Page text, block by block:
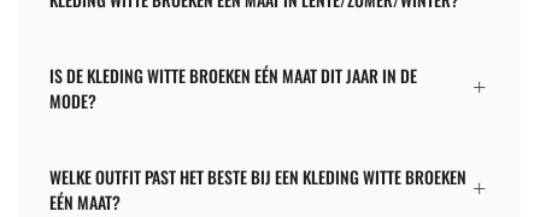
IS DE KLEDING WITTE BROEKEN EÉN MAAT DIT JAAR IN DE
MODE?
WELKE OUTFIT PAST HET BESTE BIJ EEN KLEDING WITTE BROEKEN
EÉN MAAT?